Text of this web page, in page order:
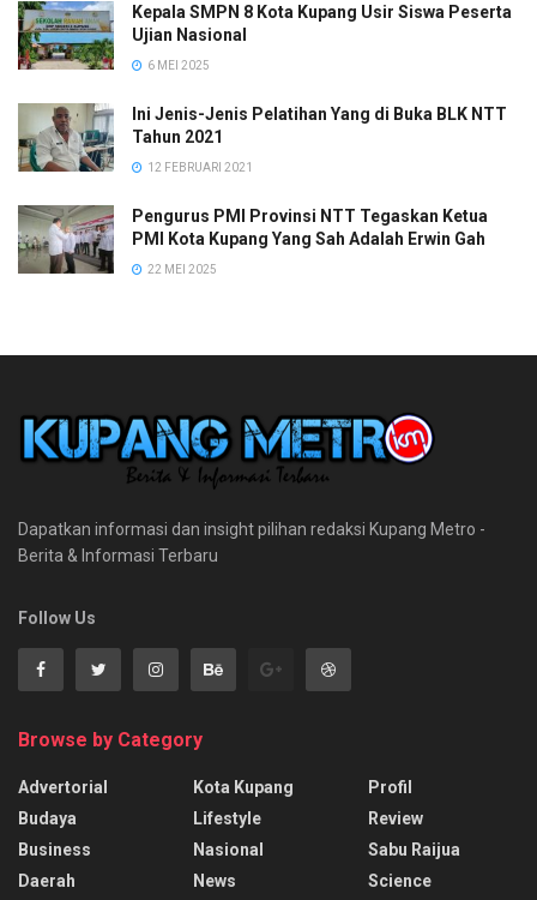
Kepala SMPN 8 Kota Kupang Usir Siswa Peserta
Ujian Nasional
6 MEI 2025
Ini Jenis-Jenis Pelatihan Yang di Buka BLK NTT
Tahun 2021
12 FEBRUARI 2021
Pengurus PMI Provinsi NTT Tegaskan Ketua
PMI Kota Kupang Yang Sah Adalah Erwin Gah
22 MEI 2025
Dapatkan informasi dan insight pilihan redaksi Kupang Metro -
Berita & Informasi Terbaru
Follow Us
Browse by Category
Advertorial
Budaya
Business
Daerah
Kota Kupang
Lifestyle
Nasional
News
Profil
Review
Sabu Raijua
Science